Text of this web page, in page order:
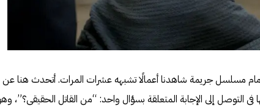
مسلسل جريمة شاهدنا أعمالًا تشبهه عشرات المرات. أتحدث هنا عن
التوصل إلى الإجابة المتعلقة بسؤال واحد: “من القاتل الحقيقي؟”،